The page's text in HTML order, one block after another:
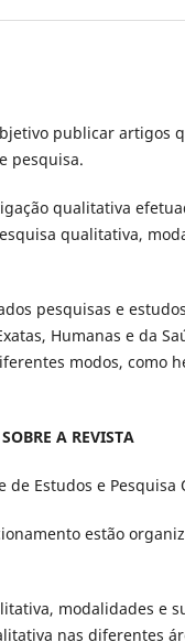
publicar artigos
pesquisa.
qualitativa
qualitativa,
pesquisas e
Humanas e da
modos, como
A REVISTA
Estudos e Pesquisa
estão
modalidades e
nas diferentes